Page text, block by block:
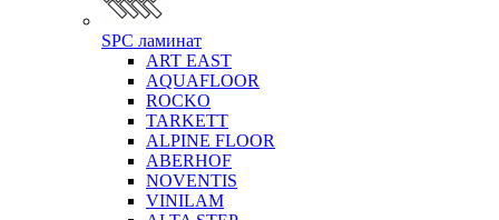
SPC ламинат
ART EAST
AQUAFLOOR
ROCKO
TARKETT
ALPINE FLOOR
ABERHOF
NOVENTIS
VINILAM